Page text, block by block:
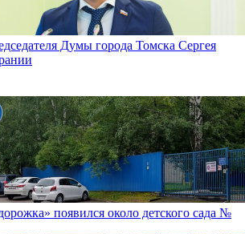
Думы города Томска Сергея
появился около детского сада №